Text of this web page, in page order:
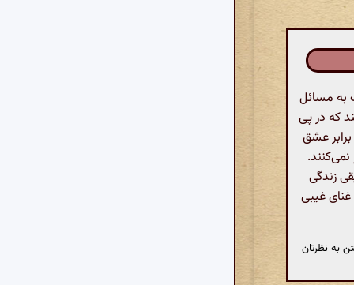
به مسائل
که در پی
عشق
زندگی
غیبی
به نظرتان